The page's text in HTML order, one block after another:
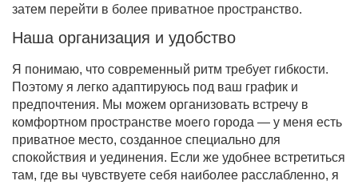
затем перейти в более приватное пространство.
Наша организация и удобство
Я понимаю, что современный ритм требует гибкости.
Поэтому я легко адаптируюсь под ваш график и
предпочтения. Мы можем организовать встречу в
комфортном пространстве моего города — у меня есть
приватное место, созданное специально для
спокойствия и уединения. Если же удобнее встретиться
там, где вы чувствуете себя наиболее расслабленно, я